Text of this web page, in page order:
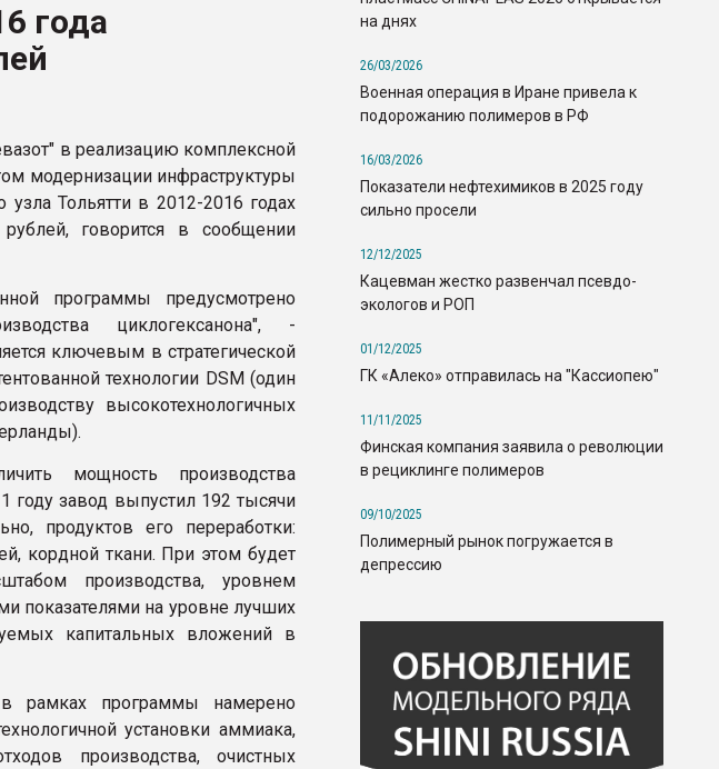
года
в реализацию комплексной
модернизации инфраструктуры
Тольятти в 2012-2016 годах
говорится в сообщении
программы предусмотрено
циклогексанона", -
ключевым в стратегической
технологии DSM (один
высокотехнологичных
мощность производства
году завод выпустил 192 тысячи
продуктов его переработки:
кордной ткани. При этом будет
производства, уровнем
показателями на уровне лучших
капитальных вложений в
рамках программы намерено
установки аммиака,
производства, очистных
на днях
26/03/2026
Военная операция в Иране привела к
подорожанию полимеров в РФ
16/03/2026
Показатели нефтехимиков в 2025 году
сильно просели
12/12/2025
Кацевман жестко развенчал псевдо-
экологов и РОП
01/12/2025
ГК «Алеко» отправилась на "Кассиопею"
11/11/2025
Финская компания заявила о революции
в рециклинге полимеров
09/10/2025
Полимерный рынок погружается в
депрессию